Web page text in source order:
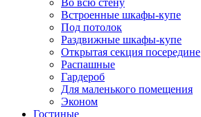
Во всю стену
Встроенные шкафы-купе
Под потолок
Раздвижные шкафы-купе
Открытая секция посередине
Распашные
Гардероб
Для маленького помещения
Эконом
Гостиные